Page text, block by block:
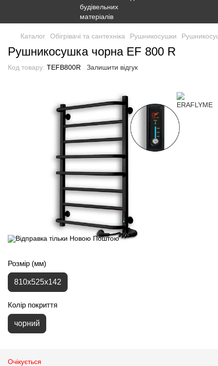
Каталог Обігрівачі та сантехніка Рушникосушки
Рушникосушка чорна EF 800 R
Код товару: TEFB800R Залишити відгук
Розмір (мм)
810х525х142
Колір покриття
чорний
Очікується